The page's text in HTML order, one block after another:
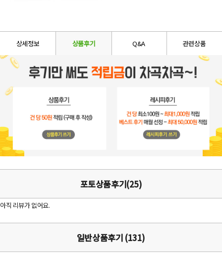
상세정보 상품후기 Q&A 관련상품
포토상품후기(25)
아직 리뷰가 없어요.
일반상품후기 (131)